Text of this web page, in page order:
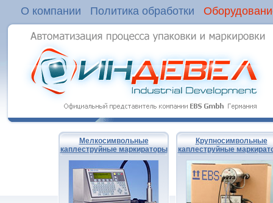
О компании Политика обработки
Мелкосимвольные
каплеструйные маркираторы
Крупносимвольные
каплеструйные